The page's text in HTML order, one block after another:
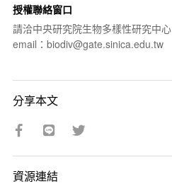
授權聯絡窗口
請洽中央研究院生物多樣性研究中心
email：biodiv@gate.sinica.edu.tw
分享本文
資源連結